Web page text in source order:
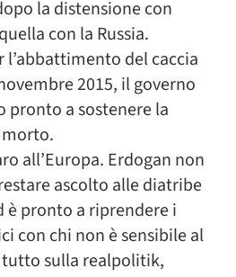
la distensione con
con la Russia.
l’abbattimento del caccia
2015, il governo
pronto a sostenere la
all’Europa. Erdogan non
ascolto alle diatribe
pronto a riprendere i
con chi non è sensibile al
sulla realpolitik,